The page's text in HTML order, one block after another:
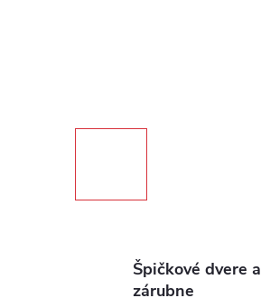
Špičkové dvere a
zárubne